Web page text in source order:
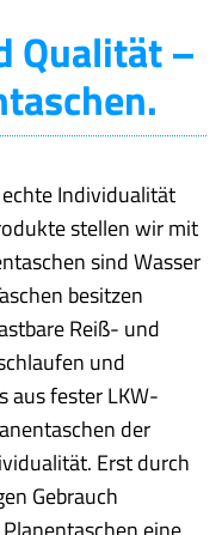
Qualität –
Individualität
stellen wir mit
sind Wasser
besitzen
Reiß- und
und
aus fester LKW-
der
Erst durch
Gebrauch